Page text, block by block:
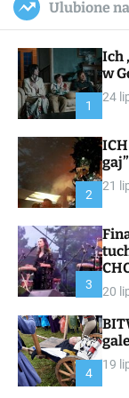
c
a
a
s
W
i
e
Ulubione
1
Ich
w
24
2
gaj”
21
3
Finał 67
20
4
19